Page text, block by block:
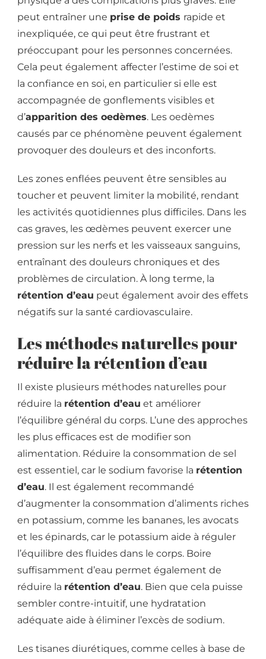
peut entraîner une prise de poids rapide et
inexpliquée, ce qui peut être frustrant et
préoccupant pour les personnes concernées.
Cela peut également affecter l’estime de soi et
la confiance en soi, en particulier si elle est
accompagnée de gonflements visibles et
d’apparition des oedèmes. Les oedèmes
causés par ce phénomène peuvent également
provoquer des douleurs et des inconforts.
Les zones enflées peuvent être sensibles au
toucher et peuvent limiter la mobilité, rendant
les activités quotidiennes plus difficiles. Dans les
cas graves, les œdèmes peuvent exercer une
pression sur les nerfs et les vaisseaux sanguins,
entraînant des douleurs chroniques et des
problèmes de circulation. À long terme, la
rétention d’eau peut également avoir des effets
négatifs sur la santé cardiovasculaire.
Les méthodes naturelles pour
réduire la rétention d’eau
Il existe plusieurs méthodes naturelles pour
réduire la rétention d’eau et améliorer
l’équilibre général du corps. L’une des approches
les plus efficaces est de modifier son
alimentation. Réduire la consommation de sel
est essentiel, car le sodium favorise la rétention
d’eau. Il est également recommandé
d’augmenter la consommation d’aliments riches
en potassium, comme les bananes, les avocats
et les épinards, car le potassium aide à réguler
l’équilibre des fluides dans le corps. Boire
suffisamment d’eau permet également de
réduire la rétention d’eau. Bien que cela puisse
sembler contre-intuitif, une hydratation
adéquate aide à éliminer l’excès de sodium.
Les tisanes diurétiques, comme celles à base de